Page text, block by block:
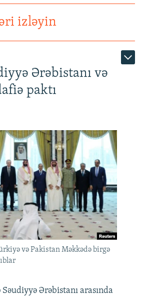
izləyin
Ərəbistanı və
paktı
və Pakistan Məkkədə birgə
Ərəbistanı arasında